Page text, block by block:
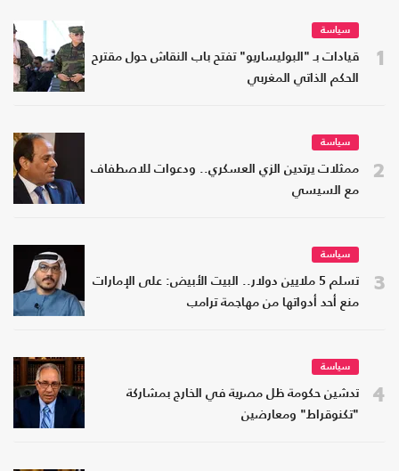
1
سياسة
قيادات بـ "البوليساريو" تفتح باب النقاش حول مقترح
الحكم الذاتي المغربي
2
سياسة
ممثلات يرتدين الزي العسكري.. ودعوات للاصطفاف
مع السيسي
3
سياسة
تسلم 5 ملايين دولار.. البيت الأبيض: على الإمارات
منع أحد أدواتها من مهاجمة ترامب
4
سياسة
تدشين حكومة ظل مصرية في الخارج بمشاركة
"تكنوقراط" ومعارضين